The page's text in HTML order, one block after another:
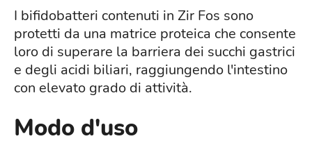
I bifidobatteri contenuti in Zir Fos sono
protetti da una matrice proteica che consente
loro di superare la barriera dei succhi gastrici
e degli acidi biliari, raggiungendo l'intestino
con elevato grado di attività.
Modo d'uso